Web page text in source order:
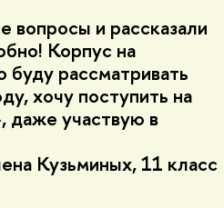
вопросы и рассказали
Корпус на
рассматривать
хочу поступить на
даже участвую в
Кузьминых, 11 класс